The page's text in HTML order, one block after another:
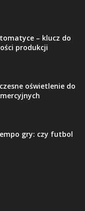
– klucz do
produkcji
oświetlenie do
gry: czy futbol